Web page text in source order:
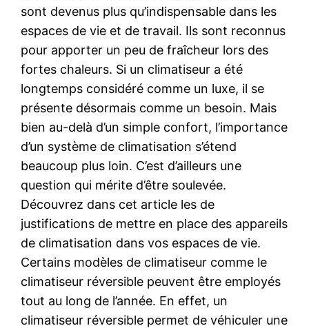
sont devenus plus qu’indispensable dans les
espaces de vie et de travail. Ils sont reconnus
pour apporter un peu de fraîcheur lors des
fortes chaleurs. Si un climatiseur a été
longtemps considéré comme un luxe, il se
présente désormais comme un besoin. Mais
bien au-delà d’un simple confort, l’importance
d’un système de climatisation s’étend
beaucoup plus loin. C’est d’ailleurs une
question qui mérite d’être soulevée.
Découvrez dans cet article les de
justifications de mettre en place des appareils
de climatisation dans vos espaces de vie.
Certains modèles de climatiseur comme le
climatiseur réversible peuvent être employés
tout au long de l’année. En effet, un
climatiseur réversible permet de véhiculer une